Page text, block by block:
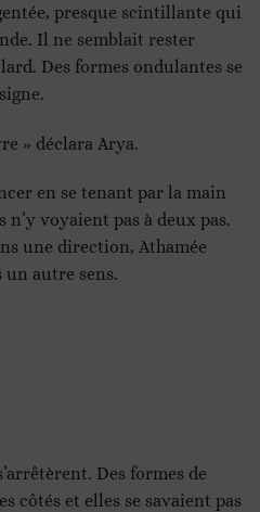
presque scintillante qui
Il ne semblait rester
Des formes ondulantes se
» déclara Arya.
en se tenant par la main
n’y voyaient pas à deux pas.
une direction, Athamée
autre sens.
Des formes de
côtés et elles se savaient pas